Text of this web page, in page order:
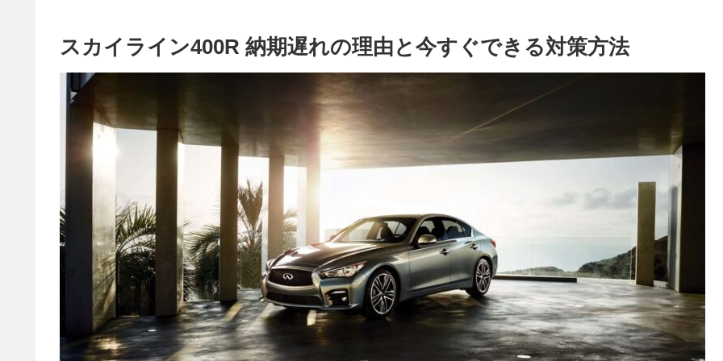
スカイライン400R 納期遅れの理由と今すぐできる対策方法